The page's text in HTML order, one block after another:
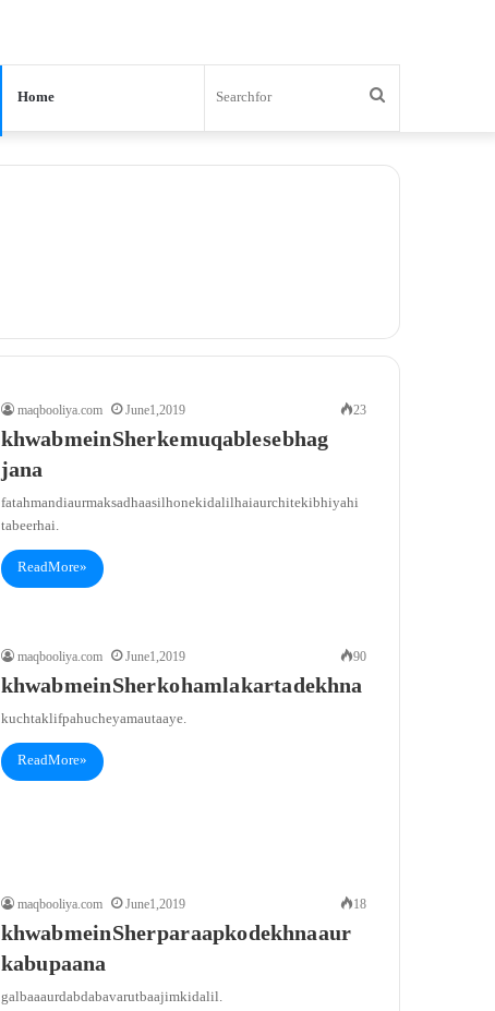
Home
for
maqbooliya.com June 1, 2019 23
khwab mein Sher ke muqable se bhag
jana
fatah mandi aur maksad haasil hone ki dalil hai aur chite ki bhi yahi
tabeer hai.
Read More »
maqbooliya.com June 1, 2019 90
khwab mein Sher ko hamla karta dekhna
kuch taklif pahuche ya maut aaye.
Read More »
maqbooliya.com June 1, 2019 18
khwab mein Sher par aapko dekhna aur
kabu paana
galbaa aur dabdaba va rutba ajim ki dalil.